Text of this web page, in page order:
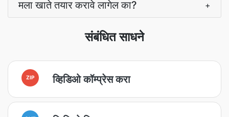
मला खाते तयार करावे लागेल का? +
संबंधित साधने
ZIP व्हिडिओ कॉम्प्रेस करा